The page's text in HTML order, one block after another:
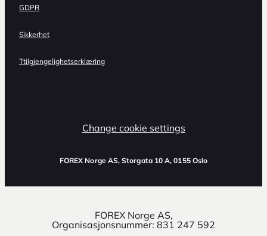
GDPR
Sikkerhet
Ttilgjengelighetserklæring
Change cookie settings
FOREX Norge AS, Storgata 10 A, 0155 Oslo
FOREX Norge AS,
Organisasjonsnummer: 831 247 592